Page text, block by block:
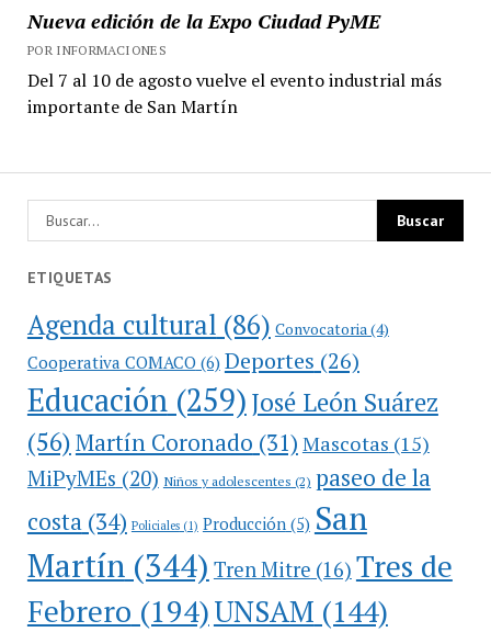
Nueva edición de la Expo Ciudad PyME
POR INFORMACIONES
Del 7 al 10 de agosto vuelve el evento industrial más
importante de San Martín
ETIQUETAS
Agenda cultural (86) Convocatoria (4)
Cooperativa COMACO(6) Deportes (26)
Educación(259)José León Suárez
(56)Martín Coronado (31) Mascotas (15)
MiPyMEs (20) Niños y adolescentes (2) paseo de la
costa(34) Policiales(1) Producción(5) San
Martín(344) Tren Mitre (16) Tres de
Febrero (194)UNSAM (144)